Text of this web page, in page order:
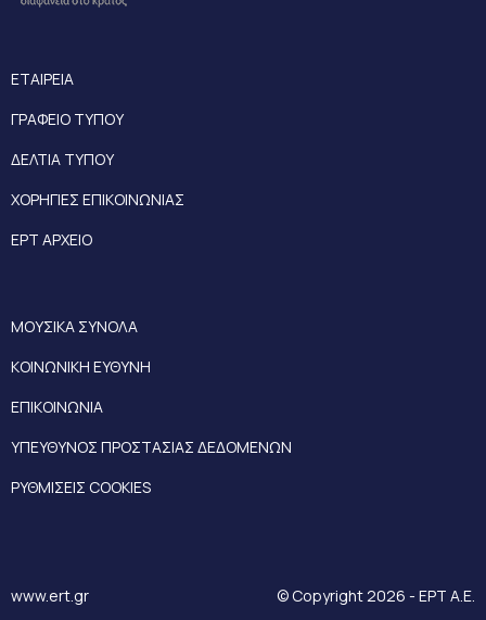
ΕΤΑΙΡΕΙΑ
ΓΡΑΦΕΙΟ ΤΥΠΟΥ
ΔΕΛΤΙΑ ΤΥΠΟΥ
ΧΟΡΗΓΙΕΣ ΕΠΙΚΟΙΝΩΝΙΑΣ
ΕΡΤ ΑΡΧΕΙΟ
ΜΟΥΣΙΚΑ ΣΥΝΟΛΑ
ΚΟΙΝΩΝΙΚΗ ΕΥΘΥΝΗ
ΕΠΙΚΟΙΝΩΝΙΑ
ΥΠΕΥΘΥΝΟΣ ΠΡΟΣΤΑΣΙΑΣ ΔΕΔΟΜΕΝΩΝ
ΡΥΘΜΙΣΕΙΣ COOKIES
www.ert.gr © Copyright 2026 - ΕΡΤ Α.Ε.